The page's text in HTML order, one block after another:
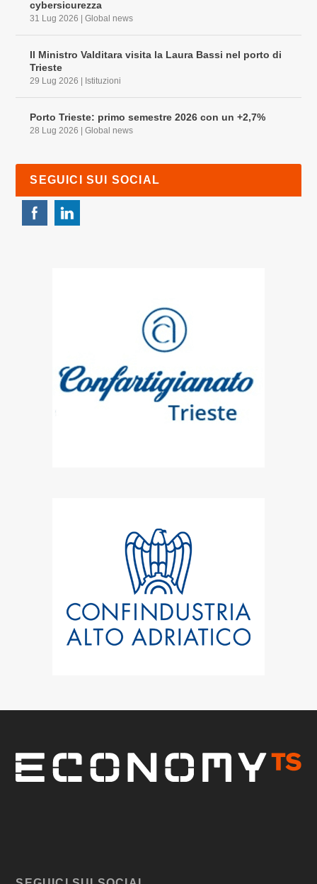
cybersicurezza
31 Lug 2026 |Global news
Il Ministro Valditara visita la Laura Bassi nel porto di
Trieste
29 Lug 2026 Istituzioni
Porto Trieste: primo semestre 2026 con un +2,7%
28 Lug 2026 |Global news
SEGUICI SUI SOCIAL